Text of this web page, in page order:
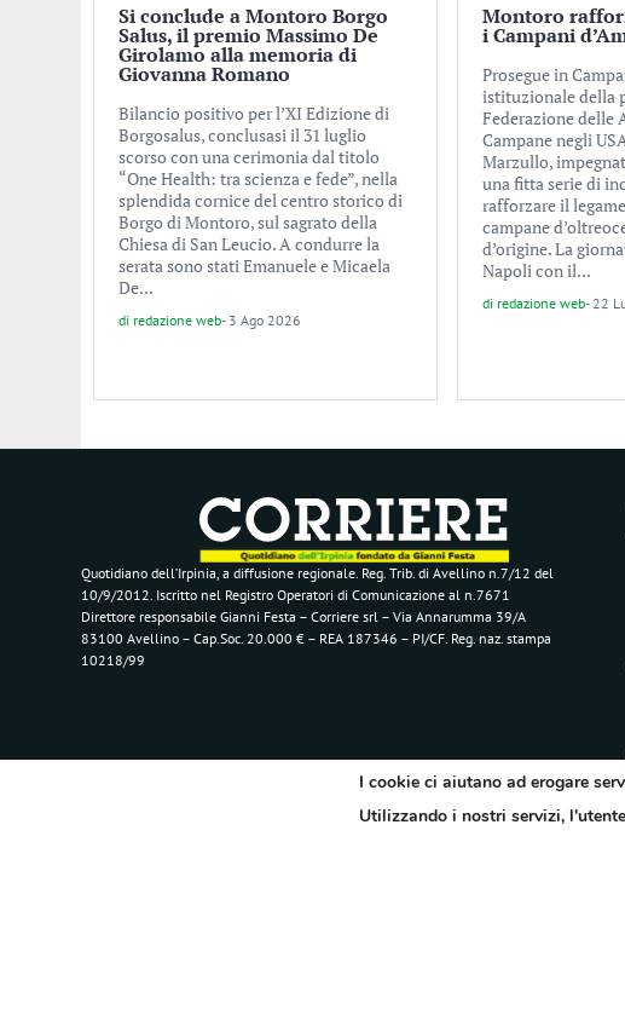
Si conclude a Montoro Borgo
Salus, il premio Massimo De
Girolamo alla memoria di
Giovanna Romano
Bilancio positivo per l’XI Edizione di
Borgosalus, conclusasi il 31 luglio
scorso con una cerimonia dal titolo
“One Health: tra scienza e fede”, nella
splendida cornice del centro storico di
Borgo di Montoro, sul sagrato della
Chiesa di San Leucio. A condurre la
serata sono stati Emanuele e Micaela
De...
di redazione web- 3 Ago 2026
Montoro
i Campani
Prosegue in
istituzionale della
Federazione delle
Campane negli
Marzullo,
una fitta serie di
rafforzare il
campane
d’origine. La
Napoli con il...
di redazione web- 22
Quotidiano dell’Irpinia, a diffusione regionale. Reg. Trib. di Avellino n.7/12 del
10/9/2012. Iscritto nel Registro Operatori di Comunicazione al n.7671
Direttore responsabile Gianni Festa – Corriere srl – Via Annarumma 39/A
83100 Avellino – Cap.Soc. 20.000 € – REA 187346 – PI/CF. Reg. naz. stampa
10218/99
I cookie ci aiutano ad erogare
Utilizzando i nostri servizi,